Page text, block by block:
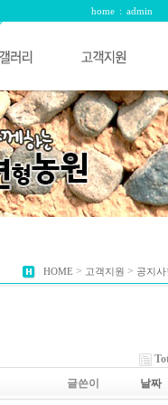
home : admin
HOME > 고객지원 > 공지
글쓴이 날짜